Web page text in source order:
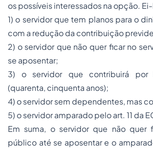
os possíveis interessados na opção.
1) o servidor que tem planos para o
com a redução da contribuição
2) o servidor que não quer ficar no
se aposentar;
3) o servidor que contribuirá por
(quarenta, cinquenta anos);
4) o servidor sem dependentes, mas
5) o servidor amparado pelo art. 11 da
Em suma, o servidor que não quer
público até se aposentar e o